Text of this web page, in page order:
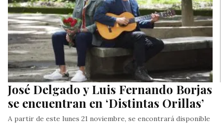
José Delgado y Luis Fernando Borjas
se encuentran en ‘Distintas Orillas’
A partir de este lunes 21 noviembre, se encontrará disponible